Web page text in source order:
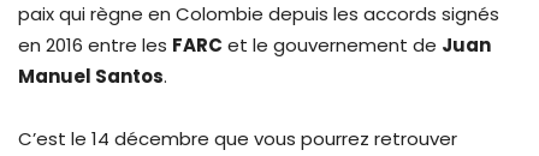
paix qui règne en Colombie depuis les accords signés
en 2016 entre les FARC et le gouvernement de Juan
Manuel Santos.
C’est le 14 décembre que vous pourrez retrouver